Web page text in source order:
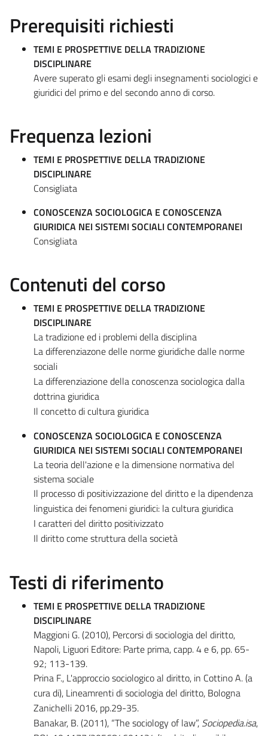
Prerequisiti richiesti
TEMI E PROSPETTIVE DELLA TRADIZIONE
DISCIPLINARE
Avere superato gli esami degli insegnamenti sociologici e
giuridici del primo e del secondo anno di corso.
Frequenza lezioni
TEMI E PROSPETTIVE DELLA TRADIZIONE
DISCIPLINARE
Consigliata
CONOSCENZA SOCIOLOGICA E CONOSCENZA
GIURIDICA NEI SISTEMI SOCIALI CONTEMPORANEI
Consigliata
Contenuti del corso
TEMI E PROSPETTIVE DELLA TRADIZIONE
DISCIPLINARE
La tradizione ed i problemi della disciplina
La differenziazone delle norme giuridiche dalle norme
sociali
La differenziazione della conoscenza sociologica dalla
dottrina giuridica
Il concetto di cultura giuridica
CONOSCENZA SOCIOLOGICA E CONOSCENZA
GIURIDICA NEI SISTEMI SOCIALI CONTEMPORANEI
La teoria dell'azione e la dimensione normativa del
sistema sociale
Il processo di positivizzazione del diritto e la dipendenza
linguistica dei fenomeni giuridici: la cultura giuridica
I caratteri del diritto positivizzato
Il diritto come struttura della società
Testi di riferimento
TEMI E PROSPETTIVE DELLA TRADIZIONE
DISCIPLINARE
Maggioni G. (2010), Percorsi di sociologia del diritto,
Napoli, Liguori Editore: Parte prima, capp. 4 e 6, pp. 65-
92; 113-139.
Prina F., L'approccio sociologico al diritto, in Cottino A. (a
cura di), Lineamrenti di sociologia del diritto, Bologna
Zanichelli 2016, pp.29-35.
Banakar, B. (2011), “The sociology of law”, Sociopedia.isa,